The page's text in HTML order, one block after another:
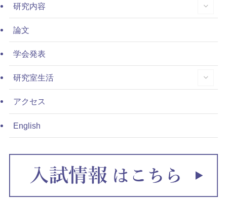
研究内容
論文
学会発表
研究室生活
アクセス
English